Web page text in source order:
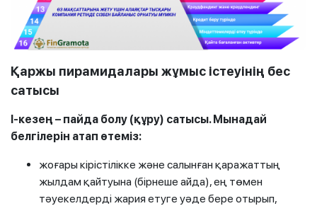
Қаржы пирамидалары жұмыс істеуінің бес
сатысы
I-кезең – пайда болу (құру) сатысы. Мынадай
белгілерін атап өтеміз:
жоғары кірістілікке және салынған қаражаттың
жылдам қайтуына (бірнеше айда), ең төмен
тәуекелдерді жария етуге уәде бере отырып,